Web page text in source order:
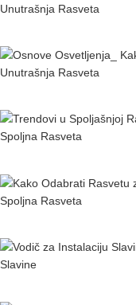
Unutrašnja Rasveta
Unutrašnja Rasveta
Spoljna Rasveta
Spoljna Rasveta
Slavine